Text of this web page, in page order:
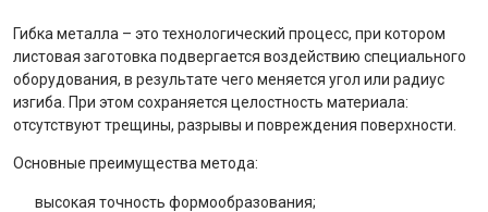
Гибка металла – это технологический процесс, при котором
листовая заготовка подвергается воздействию специального
оборудования, в результате чего меняется угол или радиус
изгиба. При этом сохраняется целостность материала:
отсутствуют трещины, разрывы и повреждения поверхности.
Основные преимущества метода:
высокая точность формообразования;